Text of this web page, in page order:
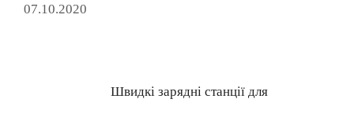
07.10.2020
Швидкі зарядні станції для